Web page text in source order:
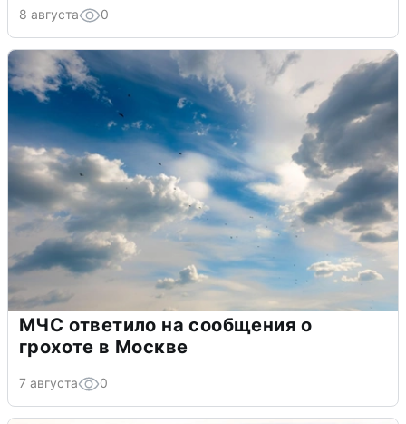
8 августа 0
МЧС ответило на сообщения о
грохоте в Москве
7 августа 0